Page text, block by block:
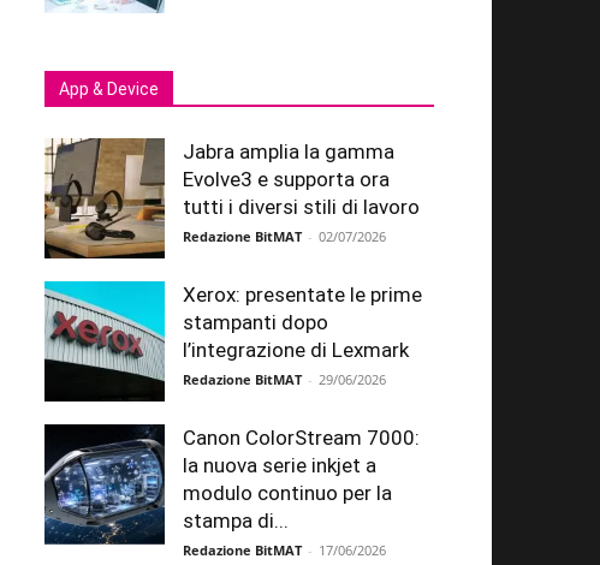
App & Device
Jabra amplia la gamma
Evolve3 e supporta ora
tutti i diversi stili di lavoro
Redazione BitMAT - 02/07/2026
Xerox: presentate le prime
stampanti dopo
l’integrazione di Lexmark
Redazione BitMAT - 29/06/2026
Canon ColorStream 7000:
la nuova serie inkjet a
modulo continuo per la
stampa di...
Redazione BitMAT - 17/06/2026